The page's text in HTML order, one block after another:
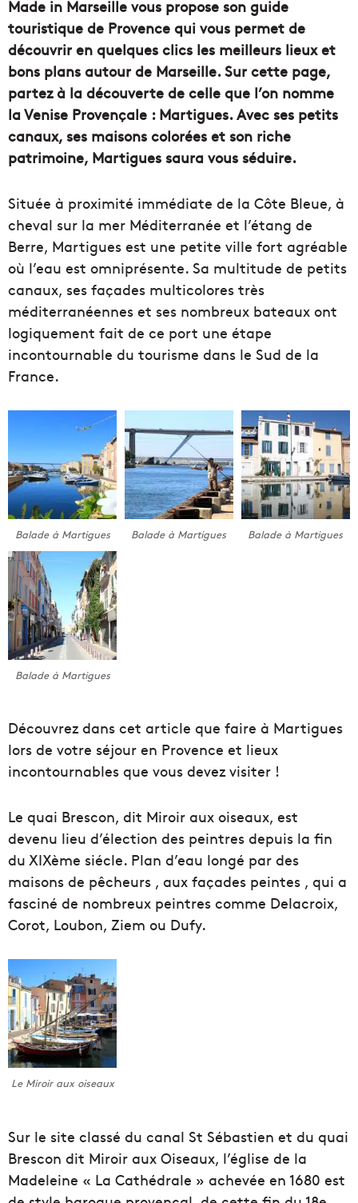
Made in Marseille vous propose son guide
touristique de Provence qui vous permet de
découvrir en quelques clics les meilleurs lieux et
bons plans autour de Marseille. Sur cette page,
partez à la découverte de celle que l’on nomme
la Venise Provençale : Martigues. Avec ses petits
canaux, ses maisons colorées et son riche
patrimoine, Martigues saura vous séduire.
Située à proximité immédiate de la Côte Bleue, à
cheval sur la mer Méditerranée et l’étang de
Berre, Martigues est une petite ville fort agréable
où l’eau est omniprésente. Sa multitude de petits
canaux, ses façades multicolores très
méditerranéennes et ses nombreux bateaux ont
logiquement fait de ce port une étape
incontournable du tourisme dans le Sud de la
France.
Balade à Martigues Balade à Martigues Balade à Martigues
Balade à Martigues
Découvrez dans cet article que faire à Martigues
lors de votre séjour en Provence et lieux
incontournables que vous devez visiter !
Le quai Brescon, dit Miroir aux oiseaux, est
devenu lieu d’élection des peintres depuis la fin
du XIXème siécle. Plan d’eau longé par des
maisons de pêcheurs , aux façades peintes , qui a
fasciné de nombreux peintres comme Delacroix,
Corot, Loubon, Ziem ou Dufy.
Le Miroir aux oiseaux
Sur le site classé du canal St Sébastien et du quai
Brescon dit Miroir aux Oiseaux, l’église de la
Madeleine « La Cathédrale » achevée en 1680 est